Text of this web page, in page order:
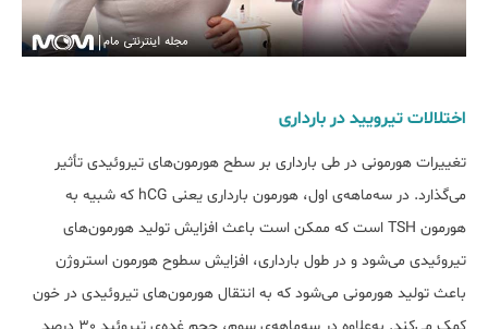
اختلالات تیرویید در بارداری
تغییرات هورمونی در طی بارداری بر سطح هورمون‌های تیروئیدی تأثیر
می‌گذارد. در سه‌ماهه‌ی اول، هورمون بارداری یعنی hCG که شبیه به
هورمون TSH است که ممکن است باعث افزایش تولید هورمون‌های
تیروئیدی می‌شود و در طول بارداری، افزایش سطوح هورمون استروژن
باعث تولید هورمونی می‌شود که به انتقال هورمون‌های تیروئیدی در خون